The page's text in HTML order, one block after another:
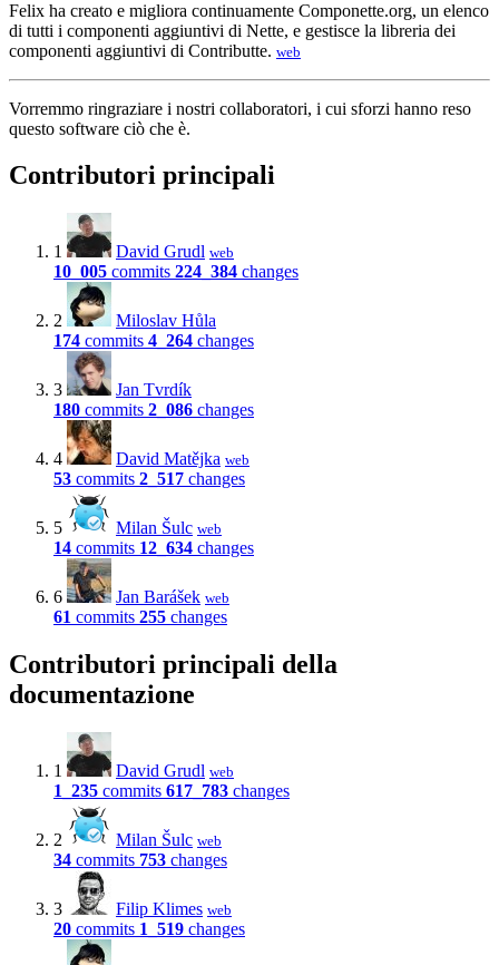
Felix ha creato e migliora continuamente Componette.org, un elenco
di tutti i componenti aggiuntivi di Nette, e gestisce la libreria dei
componenti aggiuntivi di Contributte. web
Vorremmo ringraziare i nostri collaboratori, i cui sforzi hanno reso
questo software ciò che è.
Contributori principali
1 David Grudl web
10_005 commits 224_384 changes
2
Miloslav Hůla
174 commits 4_264 changes
3
Jan Tvrdík
180 commits 2_086 changes
4 David Matějka web
53 commits 2_517 changes
5 Milan Šulc web
14 commits 12_634 changes
6 Jan Barášek web
61 commits 255 changes
Contributori principali della
documentazione
1 David Grudl web
1_235 commits 617_783 changes
2 Milan Šulc web
34 commits 753 changes
3 Filip Klimes web
20 commits 1_519 changes